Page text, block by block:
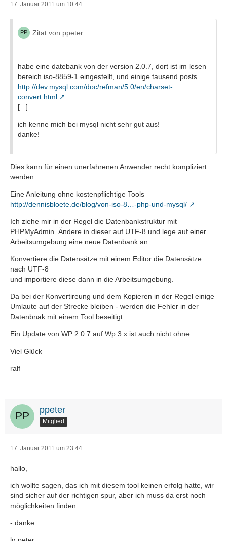
17. Januar 2011 um 10:44
Zitat von ppeter
habe eine datebank von der version 2.0.7, dort ist im lesen
bereich iso-8859-1 eingestellt, und einige tausend posts
http://dev.mysql.com/doc/refman/5.0/en/charset-
convert.html
[...]
ich kenne mich bei mysql nicht sehr gut aus!
danke!
Dies kann für einen unerfahrenen Anwender recht kompliziert
werden.
Eine Anleitung ohne kostenpflichtige Tools
http://dennisbloete.de/blog/von-iso-8…-php-und-mysql/
Ich ziehe mir in der Regel die Datenbankstruktur mit
PHPMyAdmin. Ändere in dieser auf UTF-8 und lege auf einer
Arbeitsumgebung eine neue Datenbank an.
Konvertiere die Datensätze mit einem Editor die Datensätze
nach UTF-8
und importiere diese dann in die Arbeitsumgebung.
Da bei der Konvertireung und dem Kopieren in der Regel einige
Umlaute auf der Strecke bleiben - werden die Fehler in der
Datenbnak mit einem Tool beseitigt.
Ein Update von WP 2.0.7 auf Wp 3.x ist auch nicht ohne.
Viel Glück
ralf
ppeter
Mitglied
17. Januar 2011 um 23:44
hallo,
ich wollte sagen, das ich mit diesem tool keinen erfolg hatte, wir
sind sicher auf der richtigen spur, aber ich muss da erst noch
möglichkeiten finden
- danke